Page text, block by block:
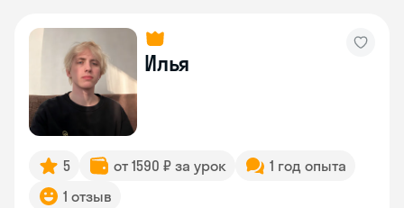
Илья
5 от 1590 ₽ за урок
1 год опыта
1 отзыв